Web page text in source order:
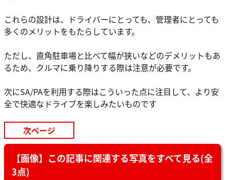
これらの設計は、ドライバーにとっても、管理者にとっても
多くのメリットをもたらしています。
ただし、直角駐車場と比べて幅が狭いなどのデメリットもあ
るため、クルマに乗り降りする際は注意が必要です。
次にSA/PAを利用する際はこういった点に注目して、より安
全で快適なドライブを楽しみたいものです
次ページ
【画像】この記事に関連する写真をすべて見る(全
3点)